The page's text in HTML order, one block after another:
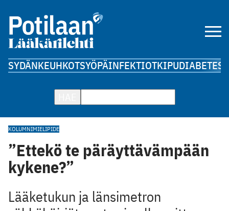
SYDÄNKEUHKOTSYÖPÄINFEKTIOTKIPUDIABETES
KOLUMNIMIELIPIDE
”Ettekö te päräyttävämpään
kykene?”
Lääketukun ja länsimetron